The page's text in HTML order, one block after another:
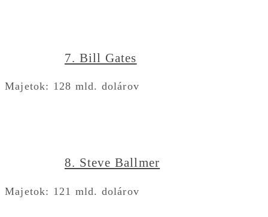
7. Bill Gates
Majetok: 128 mld. dolárov
8. Steve Ballmer
Majetok: 121 mld. dolárov